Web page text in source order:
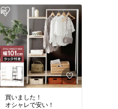
買いました！
オシャレで安い！